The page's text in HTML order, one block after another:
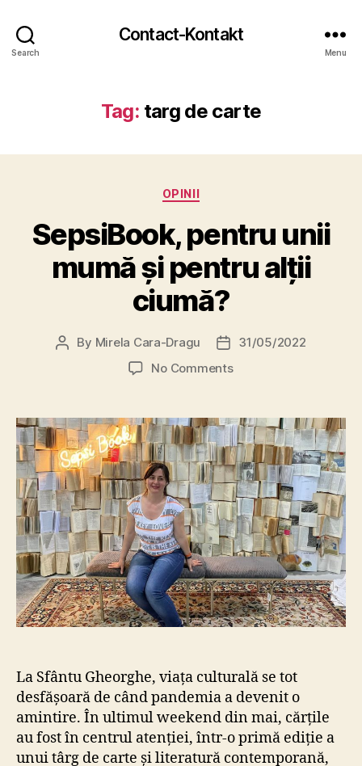
Search
Contact-Kontakt
Menu
Tag: targ de carte
Categories
OPINII
SepsiBook, pentru unii
mumă și pentru alții
ciumă?
Post
By Mirela Cara-Dragu
Post31/05/2022
No Commentson
unii
mumă
și
pentru
alții
ciumă?
La Sfântu Gheorghe, viața culturală se tot
desfășoară de când pandemia a devenit o
amintire. În ultimul weekend din mai, cărțile
au fost în centrul atenției, într-o primă ediție a
unui târg de carte și literatură contemporană,